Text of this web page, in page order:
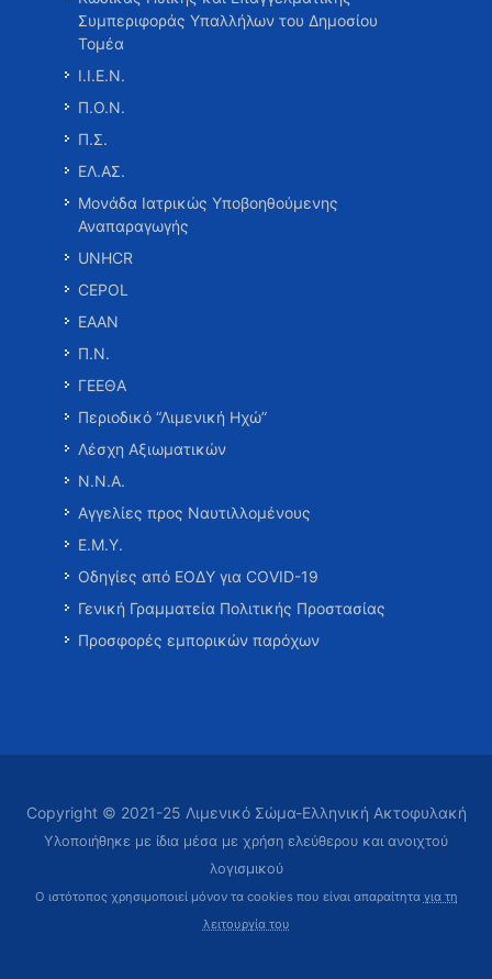
Συμπεριφοράς Υπαλλήλων του Δημοσίου
Τομέα
Ι.Ι.Ε.Ν.
Π.Ο.Ν.
Π.Σ.
ΕΛ.ΑΣ.
Μονάδα Ιατρικώς Υποβοηθούμενης
Αναπαραγωγής
UNHCR
CEPOL
ΕΑΑΝ
Π.Ν.
ΓΕΕΘΑ
Περιοδικό “Λιμενική Ηχώ”
Λέσχη Αξιωματικών
Ν.Ν.Α.
Αγγελίες προς Ναυτιλλομένους
Ε.Μ.Υ.
Οδηγίες από ΕΟΔΥ για COVID-19
Γενική Γραμματεία Πολιτικής Προστασίας
Προσφορές εμπορικών παρόχων
Copyright © 2021-25 Λιμενικό Σώμα-Ελληνική Ακτοφυλακή
Υλοποιήθηκε με ίδια μέσα με χρήση ελεύθερου και ανοιχτού
λογισμικού
Ο ιστότοπος χρησιμοποιεί μόνον τα cookies που είναι απαραίτητα για τη
λειτουργία του